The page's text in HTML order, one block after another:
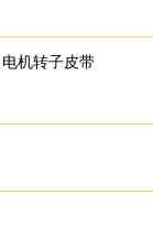
机转子皮带